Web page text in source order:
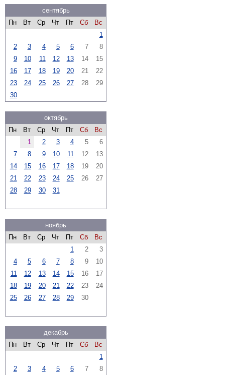
сентябрь
Пн
Вт Ср Чт Пт Сб
Вс
1
2
3 4 5 6 7
8
9
10 11 12 13 14
15
16
17 18 19 20 21
22
23
24 25 26 27 28
29
30
октябрь
Пн
Вт Ср Чт Пт Сб
Вс
1
2 3 4 5
6
7
8 9 10 11 12
13
14
15 16 17 18 19
20
21
22 23 24 25 26
27
28
29 30 31
ноябрь
Пн
Вт Ср Чт Пт Сб
Вс
1
2
3
4
5 6 7 8 9
10
11
12 13 14 15 16
17
18
19 20 21 22 23
24
25
26 27 28 29 30
декабрь
Пн
Вт Ср Чт Пт Сб
Вс
1
2
3 4 5 6 7 8